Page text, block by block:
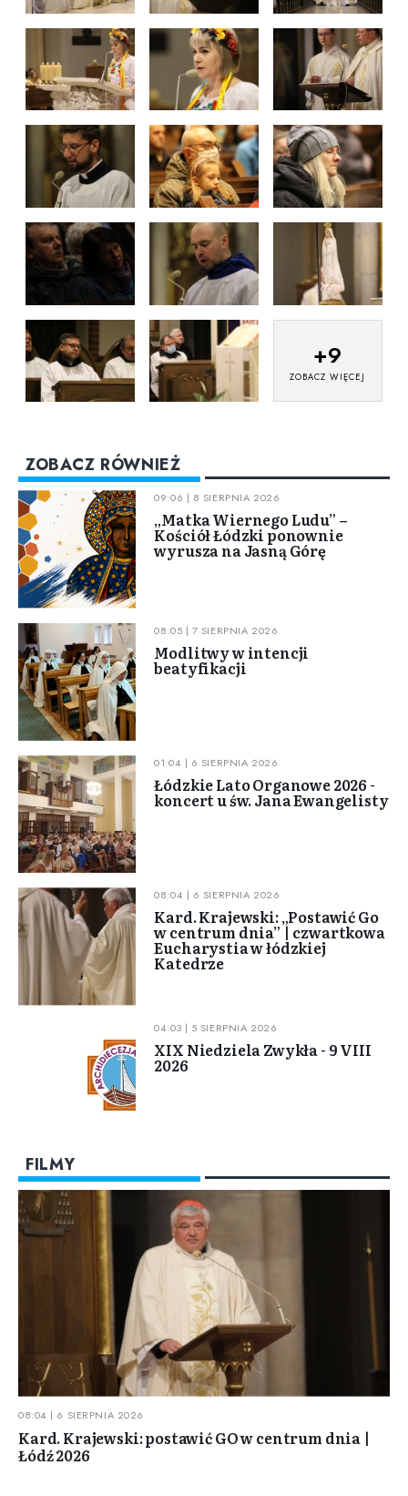
+9
ZOBACZ WIĘCEJ
ZOBACZ RÓWNIEŻ
09:06 | 8 SIERPNIA 2026
„Matka Wiernego Ludu” –
Kościół Łódzki ponownie
wyrusza na Jasną Górę
08:05 | 7 SIERPNIA 2026
Modlitwy w intencji
beatyfikacji
01:04 | 6 SIERPNIA 2026
Łódzkie Lato Organowe 2026 -
koncert u św. Jana Ewangelisty
08:04 | 6 SIERPNIA 2026
Kard. Krajewski: „Postawić Go
w centrum dnia” | czwartkowa
Eucharystia w łódzkiej
Katedrze
04:03 | 5 SIERPNIA 2026
XIX Niedziela Zwykła - 9 VIII
2026
FILMY
08:04 | 6 SIERPNIA 2026
Kard. Krajewski: postawić GO w centrum dnia |
Łódź 2026